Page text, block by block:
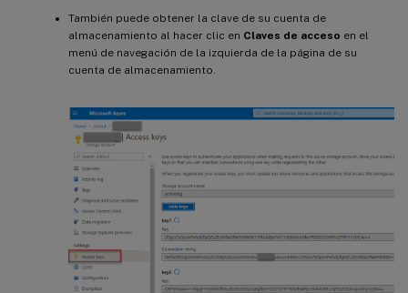
También puede obtener la clave de su cuenta de
almacenamiento al hacer clic en Claves de acceso en el
menú de navegación de la izquierda de la página de su
cuenta de almacenamiento.